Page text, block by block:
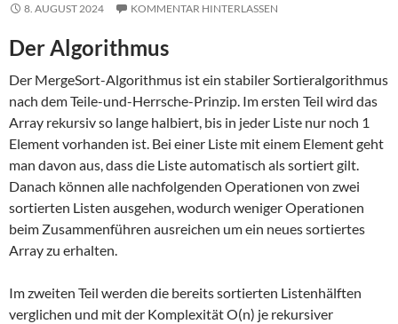
8. AUGUST 2024 KOMMENTAR HINTERLASSEN
Der Algorithmus
Der MergeSort-Algorithmus ist ein stabiler Sortieralgorithmus
nach dem Teile-und-Herrsche-Prinzip. Im ersten Teil wird das
Array rekursiv so lange halbiert, bis in jeder Liste nur noch 1
Element vorhanden ist. Bei einer Liste mit einem Element geht
man davon aus, dass die Liste automatisch als sortiert gilt.
Danach können alle nachfolgenden Operationen von zwei
sortierten Listen ausgehen, wodurch weniger Operationen
beim Zusammenführen ausreichen um ein neues sortiertes
Array zu erhalten.
Im zweiten Teil werden die bereits sortierten Listenhälften
verglichen und mit der Komplexität O(n) je rekursiver